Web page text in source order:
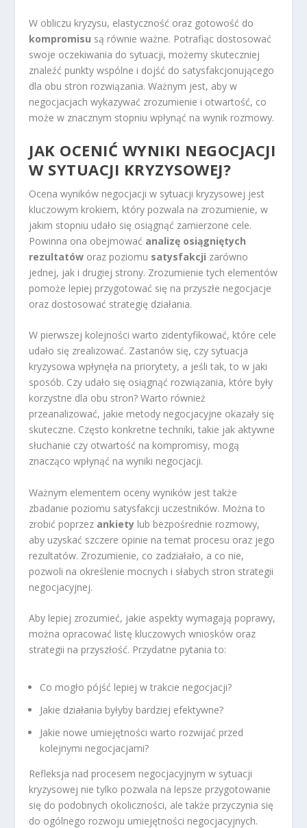
W obliczu kryzysu, elastyczność oraz gotowość do
kompromisu są równie ważne. Potrafiąc dostosować
swoje oczekiwania do sytuacji, możemy skuteczniej
znaleźć punkty wspólne i dojść do satysfakcjonującego
dla obu stron rozwiązania. Ważnym jest, aby w
negocjacjach wykazywać zrozumienie i otwartość, co
może w znacznym stopniu wpłynąć na wynik rozmowy.
JAK OCENIĆ WYNIKI NEGOCJACJI
W SYTUACJI KRYZYSOWEJ?
Ocena wyników negocjacji w sytuacji kryzysowej jest
kluczowym krokiem, który pozwala na zrozumienie, w
jakim stopniu udało się osiągnąć zamierzone cele.
Powinna ona obejmować analizę osiągniętych
rezultatów oraz poziomu satysfakcji zarówno
jednej, jak i drugiej strony. Zrozumienie tych elementów
pomoże lepiej przygotować się na przyszłe negocjacje
oraz dostosować strategię działania.
W pierwszej kolejności warto zidentyfikować, które cele
udało się zrealizować. Zastanów się, czy sytuacja
kryzysowa wpłynęła na priorytety, a jeśli tak, to w jaki
sposób. Czy udało się osiągnąć rozwiązania, które były
korzystne dla obu stron? Warto również
przeanalizować, jakie metody negocjacyjne okazały się
skuteczne. Często konkretne techniki, takie jak aktywne
słuchanie czy otwartość na kompromisy, mogą
znacząco wpłynąć na wyniki negocjacji.
Ważnym elementem oceny wyników jest także
zbadanie poziomu satysfakcji uczestników. Można to
zrobić poprzez ankiety lub bezpośrednie rozmowy,
aby uzyskać szczere opinie na temat procesu oraz jego
rezultatów. Zrozumienie, co zadziałało, a co nie,
pozwoli na określenie mocnych i słabych stron strategii
negocjacyjnej.
Aby lepiej zrozumieć, jakie aspekty wymagają poprawy,
można opracować listę kluczowych wniosków oraz
strategii na przyszłość. Przydatne pytania to:
Co mogło pójść lepiej w trakcie negocjacji?
Jakie działania byłyby bardziej efektywne?
Jakie nowe umiejętności warto rozwijać przed
kolejnymi negocjacjami?
Refleksja nad procesem negocjacyjnym w sytuacji
kryzysowej nie tylko pozwala na lepsze przygotowanie
się do podobnych okoliczności, ale także przyczynia się
do ogólnego rozwoju umiejętności negocjacyjnych.